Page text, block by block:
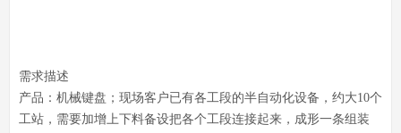
需求描述
产品：机械键盘 ‬‬；现场客户已有各工段的半自动化设备，约大‬‬10个
工站，需要加增‬‬上下料备设‬‬把各个工段连接起来，成形‬‬一条组装